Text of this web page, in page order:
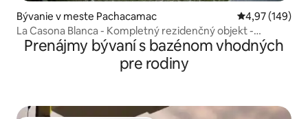
Bývanie v meste Pachacamac Priemerné
4,97 (149)
La Casona Blanca - Kompletný rezidenčný objekt -
Pachacamac
Prenájmy bývaní s bazénom vhodných
pre rodiny